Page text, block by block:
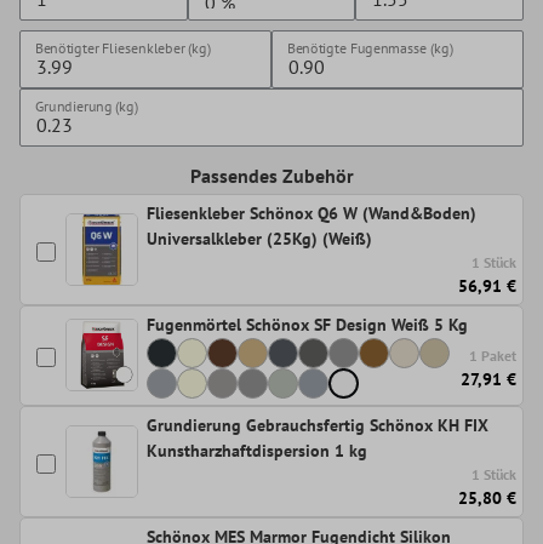
Benötigter Fliesenkleber (kg) Benötigte Fugenmasse (kg)
Grundierung (kg)
Passendes Zubehör
Fliesenkleber Schönox Q6 W (Wand&Boden)
Universalkleber (25Kg) (Weiß)
1 Stück
56,91 €
Fugenmörtel Schönox SF Design Weiß 5 Kg
1 Paket
27,91 €
Grundierung Gebrauchsfertig Schönox KH FIX
Kunstharzhaftdispersion 1 kg
1 Stück
25,80 €
Schönox MES Marmor Fugendicht Silikon